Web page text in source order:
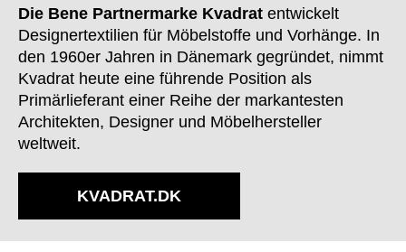
Finnland(FI)
Frankreich(FR)
Ghana(GH)
Griechenland(GR)
Großbritannien
Guinea
Indien(IN)
Indonesien(ID)
Iran(IR)
Die Bene Partnermarke Kvadrat entwickelt
Designertextilien für Möbelstoffe und Vorhänge. In
den 1960er Jahren in Dänemark gegründet, nimmt
Kvadrat heute eine führende Position als
Primärlieferant einer Reihe der markantesten
Architekten, Designer und Möbelhersteller
weltweit.
KVADRAT.DK